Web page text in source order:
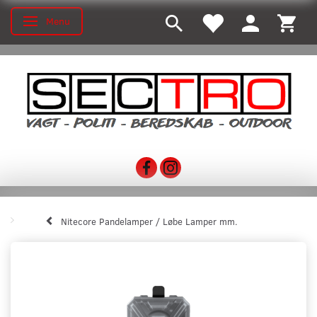
Skifte navigation
Menu
Nitecore Pandelamper / Løbe Lamper mm.